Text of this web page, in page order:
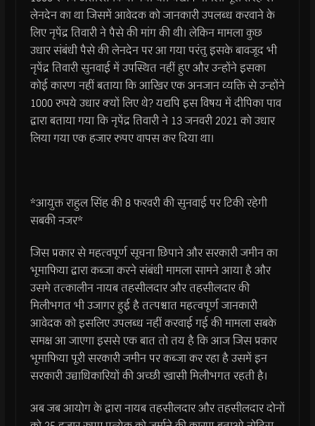
लेनदेन का था जिसमें आवेदक को जानकारी उपलब्ध करवाने के
लिए नृपेंद्र तिवारी ने पैसे की मांग की थी। लेकिन मामला कुछ
उधार संबंधी पैसे की लेनदेन पर आ गया परंतु इसके बावजूद भी
नृपेंद्र तिवारी सुनवाई में उपस्थित नहीं हुए और उन्होंने इसका
कोई कारण नहीं बताया कि आखिर एक अनजान व्यक्ति से उन्होंने
1000 रुपये उधार क्यों लिए थे? यद्यपि इस विषय में दीपिका पाव
द्वारा बताया गया कि नृपेंद्र तिवारी ने 13 जनवरी 2021 को उधार
लिया गया एक हजार रुपए वापस कर दिया था।
*आयुक्त राहुल सिंह की 8 फरवरी की सुनवाई पर टिकी रहेगी
सबकी नजर*
जिस प्रकार से महत्वपूर्ण सूचना छिपाने और सरकारी जमीन का
भूमाफिया द्वारा कब्जा करने संबंधी मामला सामने आया है और
उसमे तत्कालीन नायब तहसीलदार और तहसीलदार की
मिलीभगत भी उजागर हुई है तत्पश्चात महत्वपूर्ण जानकारी
आवेदक को इसलिए उपलब्ध नहीं करवाई गई की मामला सबके
समक्ष आ जाएगा इससे एक बात तो तय है कि आज जिस प्रकार
भूमाफिया पूरी सरकारी जमीन पर कब्जा कर रहा है उसमें इन
सरकारी उच्चाधिकारियों की अच्छी खासी मिलीभगत रहती है।
अब जब आयोग के द्वारा नायब तहसीलदार और तहसीलदार दोनों